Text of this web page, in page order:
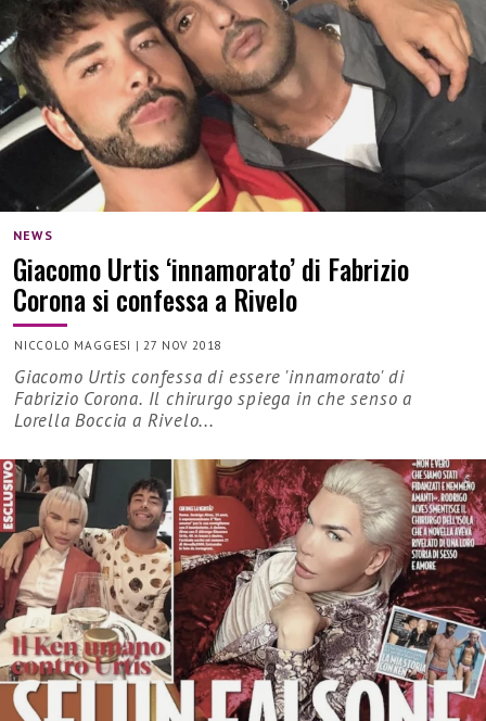
NEWS
Giacomo Urtis ‘innamorato’ di Fabrizio
Corona si confessa a Rivelo
NICCOLO MAGGESI | 27 NOV 2018
Giacomo Urtis confessa di essere 'innamorato' di
Fabrizio Corona. Il chirurgo spiega in che senso a
Lorella Boccia a Rivelo...